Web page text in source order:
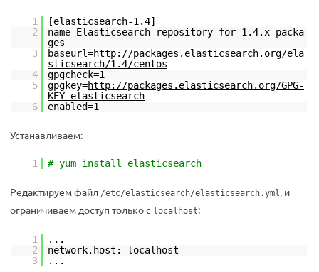
1
[elasticsearch-1.4]
2
name=Elasticsearch repository for 1.4.x packa
ges
3
baseurl=http://packages.elasticsearch.org/ela
sticsearch/1.4/centos
4
gpgcheck=1
5
gpgkey=http://packages.elasticsearch.org/GPG-
KEY-elasticsearch
6
enabled=1
Устанавливаем:
1 # yum install elasticsearch
Редактируем файл /etc/elasticsearch/elasticsearch.yml , и
ограничиваем доступ только с localhost:
1
...
2
network.host: localhost
3
...